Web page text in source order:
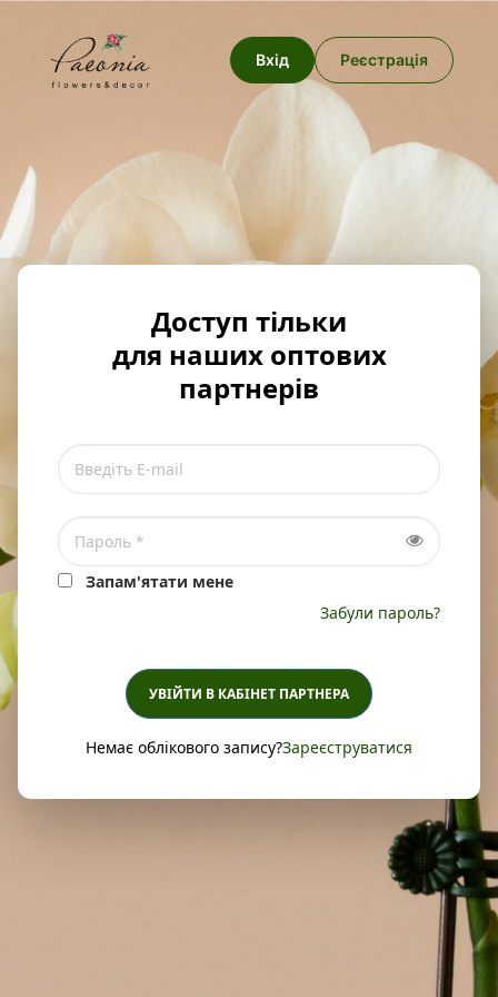
Вхід Реєстрація
Доступ тільки
для наших оптових
партнерів
Запам'ятати мене
Забули пароль?
УВІЙТИ В КАБІНЕТ ПАРТНЕРА
Немає облікового запису?Зареєструватися